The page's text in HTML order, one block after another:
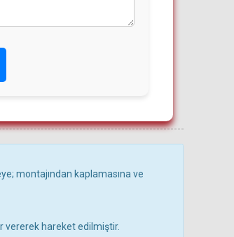
montajından kaplamasına ve
vererek hareket edilmiştir.